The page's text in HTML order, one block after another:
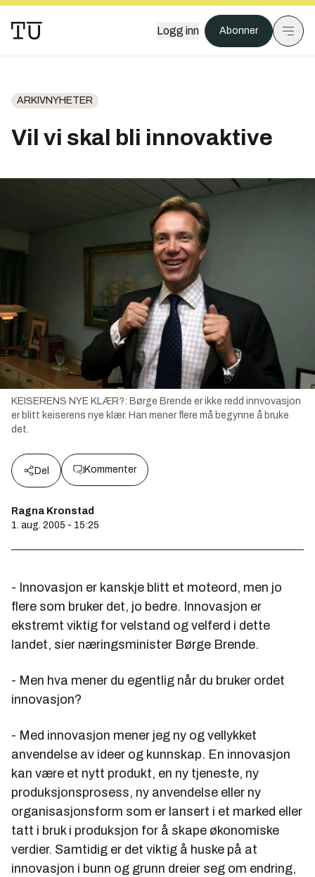
Logg inn Abonner
ARKIVNYHETER
Vil vi skal bli innovaktive
KEISERENS NYE KLÆR?: Børge Brende er ikke redd innvovasjon
er blitt keiserens nye klær. Han mener flere må begynne å bruke
det.
Del Kommenter
Ragna Kronstad
1. aug. 2005 - 15:25
- Innovasjon er kanskje blitt et moteord, men jo
flere som bruker det, jo bedre. Innovasjon er
ekstremt viktig for velstand og velferd i dette
landet, sier næringsminister Børge Brende.
- Men hva mener du egentlig når du bruker ordet
innovasjon?
- Med innovasjon mener jeg ny og vellykket
anvendelse av ideer og kunnskap. En innovasjon
kan være et nytt produkt, en ny tjeneste, ny
produksjonsprosess, ny anvendelse eller ny
organisasjonsform som er lansert i et marked eller
tatt i bruk i produksjon for å skape økonomiske
verdier. Samtidig er det viktig å huske på at
innovasjon i bunn og grunn dreier seg om endring,